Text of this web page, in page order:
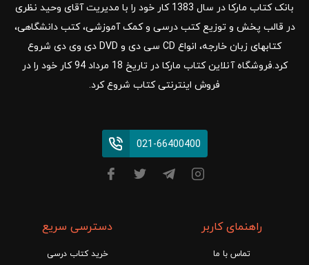
بانک کتاب مارکا در سال 1383 کار خود را با مدیریت آقای وحید نظری
در قالب پخش و توزیع کتب درسی و کمک آموزشی، کتب دانشگاهی،
کتابهای زبان خارجه، انواع CD سی دی و DVD دی وی دی شروع
کرد.فروشگاه آنلاین کتاب مارکا در تاریخ 18 مرداد 94 کار خود را در
فروش اینترنتی کتاب شروع کرد.
021-66400400
راهنمای کاربر
تماس با ما
دسترسی سریع
خرید کتاب درسی